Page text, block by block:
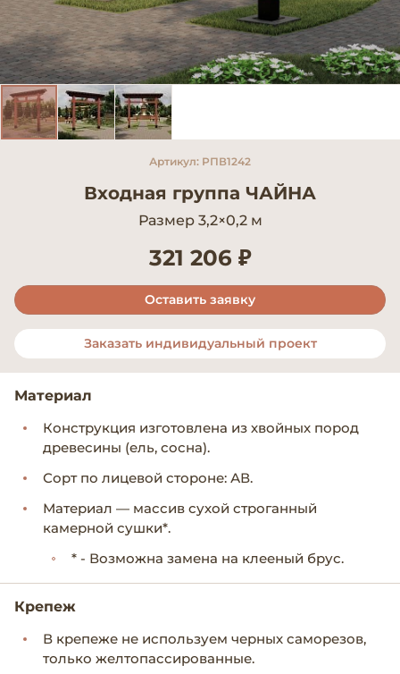
Артикул: РПВ1242
Входная группа ЧАЙНА
Размер 3,2×0,2 м
321 206 ₽
Оставить заявку
Заказать индивидуальный проект
Материал
Конструкция изготовлена из хвойных пород
древесины (ель, сосна).
Сорт по лицевой стороне: АВ.
Материал — массив сухой строганный
камерной сушки*.
* - Возможна замена на клееный брус.
Крепеж
В крепеже не используем черных саморезов,
только желтопассированные.